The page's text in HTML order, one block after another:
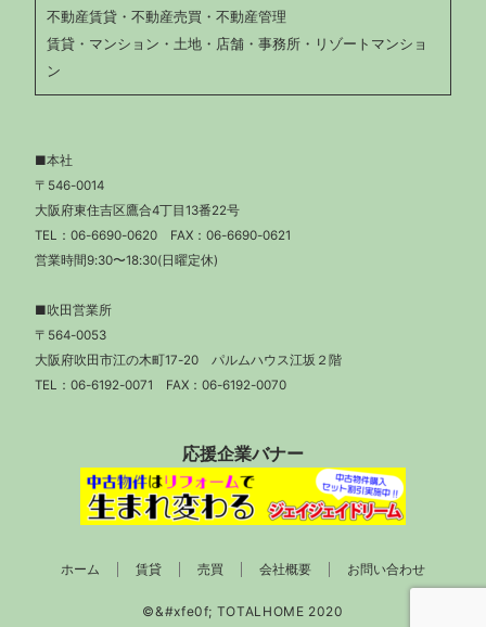
不動産賃貸・不動産売買・不動産管理
賃貸・マンション・土地・店舗・事務所・リゾートマンショ
ン
■本社
〒546-0014
大阪府東住吉区鷹合4丁目13番22号
TEL： 06-6690-0620 FAX：06-6690-0621
営業時間9:30〜18:30(日曜定休)
■吹田営業所
〒564-0053
大阪府吹田市江の木町17-20 パルムハウス江坂２階
TEL： 06-6192-0071 FAX：06-6192-0070
応援企業バナー
ホーム 賃貸 売買 会社概要 お問い合わせ